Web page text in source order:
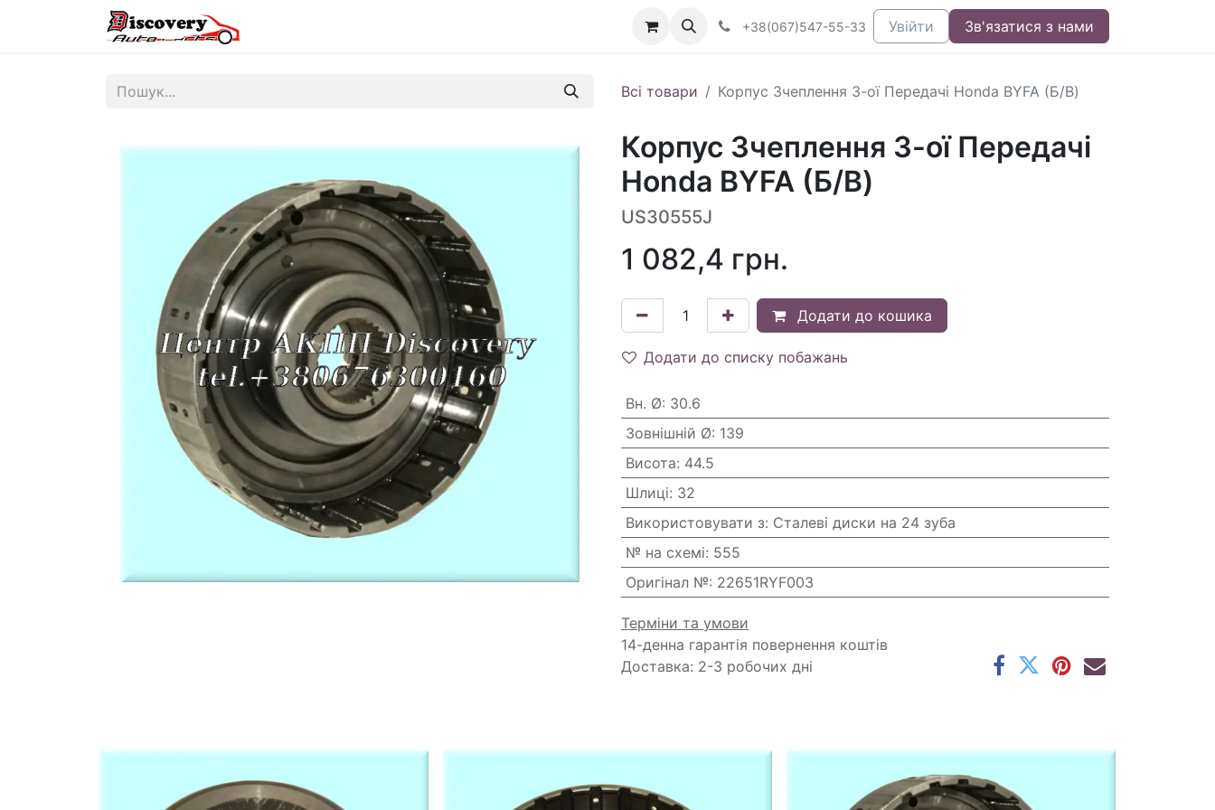
+38(067)547-55-33 Увійти Зв'язатися з нами
Всі товари Корпус Зчеплення 3-ої Передачі Honda BYFA (Б/В)
Корпус Зчеплення 3-ої Передачі
Honda BYFA (Б/В)
US30555J
1 082,4 грн.
Додати до кошика
Додати до списку побажань
Вн. Ø: 30.6
Зовнішній Ø: 139
Висота: 44.5
Шлиці: 32
Використовувати з: Сталеві диски на 24 зуба
№ на схемі: 555
Оригінал №: 22651RYF003
Терміни та умови
14-денна гарантія повернення коштів
Доставка: 2-3 робочих дні